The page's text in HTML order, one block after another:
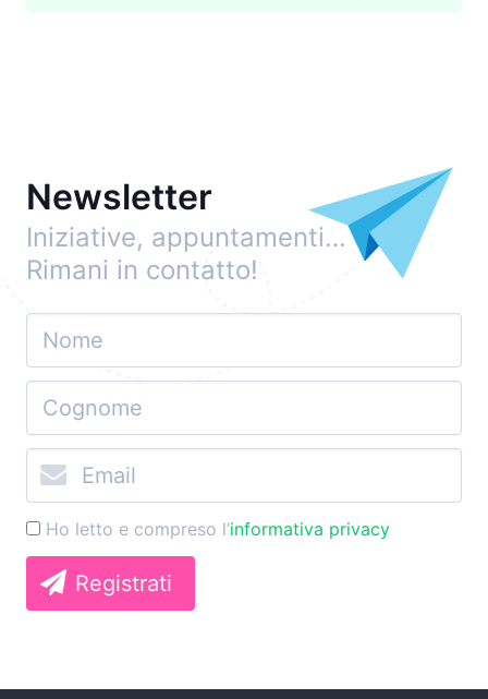
Newsletter
Iniziative, appuntamenti…
Rimani in contatto!
Ho letto e compreso l’informativa privacy
Registrati